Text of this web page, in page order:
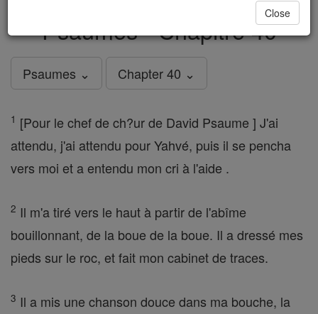
Psaumes - Chapitre 40
Psaumes ⌄ Chapter 40 ⌄
1 [Pour le chef de ch?ur de David Psaume ] J'ai
attendu, j'ai attendu pour Yahvé, puis il se pencha
vers moi et a entendu mon cri à l'aide .
2 Il m'a tiré vers le haut à partir de l'abîme
bouillonnant, de la boue de la boue. Il a dressé mes
pieds sur le roc, et fait mon cabinet de traces.
3 Il a mis une chanson douce dans ma bouche, la
Close